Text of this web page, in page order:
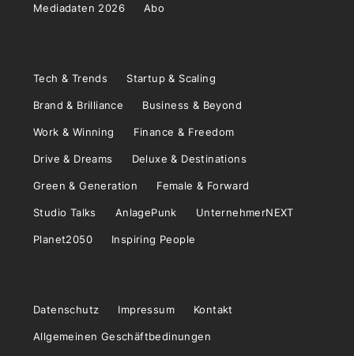
Mediadaten 2026 Abo
Tech & Trends Startup & Scaling
Brand & Brilliance Business & Beyond
Work & Winning Finance & Freedom
Drive & Dreams Deluxe & Destinations
Green & Generation Female & Forward
Studio Talks AnlagePunk UnternehmerNEXT
Planet2050 Inspiring People
Datenschutz Impressum Kontakt
Allgemeinen Geschäftbedinungen